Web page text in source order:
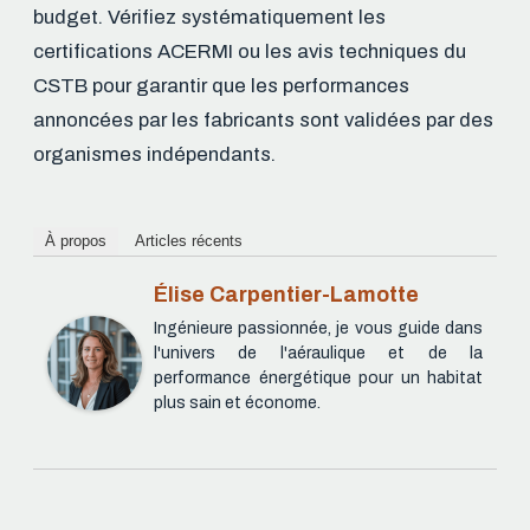
budget. Vérifiez systématiquement les
certifications ACERMI ou les avis techniques du
CSTB pour garantir que les performances
annoncées par les fabricants sont validées par des
organismes indépendants.
À propos Articles récents
Élise Carpentier-Lamotte
Ingénieure passionnée, je vous guide dans
l'univers de l'aéraulique et de la
performance énergétique pour un habitat
plus sain et économe.